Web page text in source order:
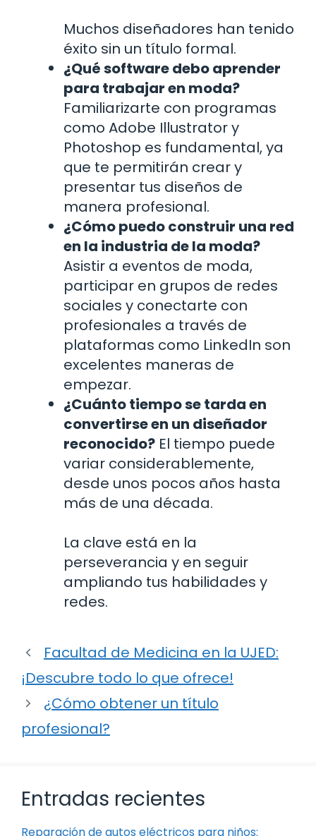
Muchos diseñadores han tenido
éxito sin un título formal.
¿Qué software debo aprender
para trabajar en moda?
Familiarizarte con programas
como Adobe Illustrator y
Photoshop es fundamental, ya
que te permitirán crear y
presentar tus diseños de
manera profesional.
¿Cómo puedo construir una red
en la industria de la moda?
Asistir a eventos de moda,
participar en grupos de redes
sociales y conectarte con
profesionales a través de
plataformas como LinkedIn son
excelentes maneras de
empezar.
¿Cuánto tiempo se tarda en
convertirse en un diseñador
reconocido? El tiempo puede
variar considerablemente,
desde unos pocos años hasta
más de una década.
La clave está en la
perseverancia y en seguir
ampliando tus habilidades y
redes.
Facultad de Medicina en la UJED:
¡Descubre todo lo que ofrece!
¿Cómo obtener un título
profesional?
Entradas recientes
Reparación de autos eléctricos para niños: